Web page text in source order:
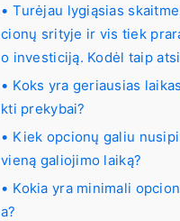
Turėjau lygiąsias
cionų srityje ir vis tiek
o investiciją. Kodėl taip
Koks yra geriausias
kti prekybai?
Kiek opcionų galiu
vieną galiojimo laiką?
Kokia yra minimali
a?